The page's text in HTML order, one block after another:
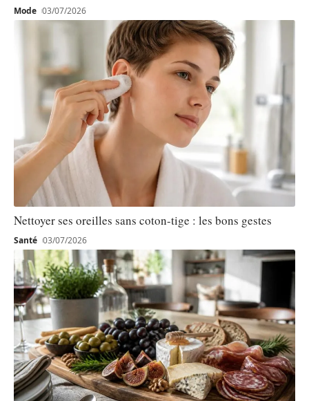
Mode 03/07/2026
Nettoyer ses oreilles sans coton-tige : les bons gestes
Santé 03/07/2026